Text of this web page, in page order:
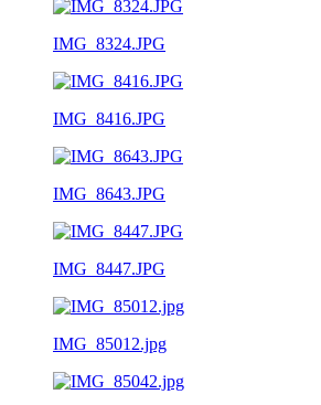
IMG_8324.JPG
IMG_8416.JPG
IMG_8643.JPG
IMG_8447.JPG
IMG_85012.jpg